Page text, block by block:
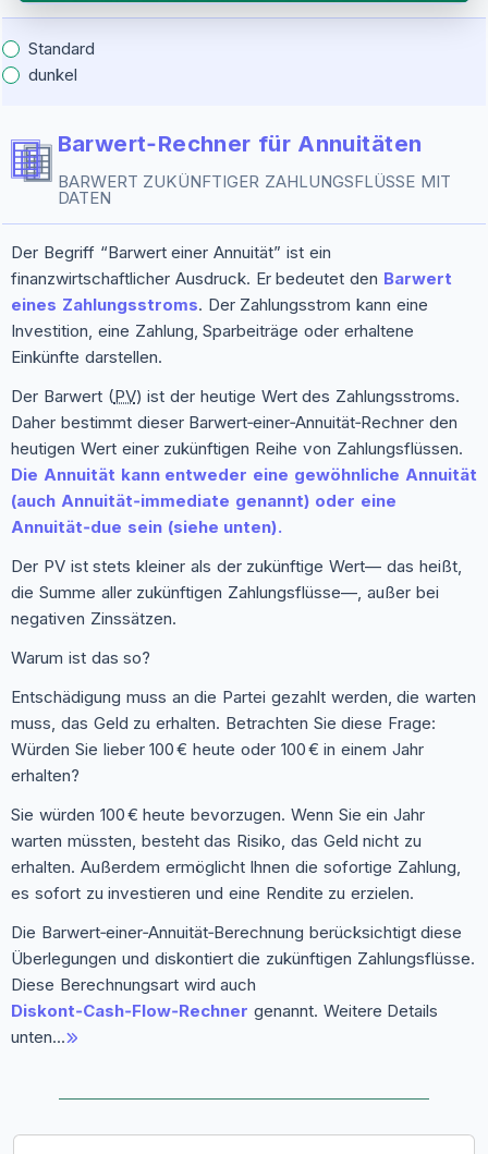
Standard
dunkel
Barwert‑Rechner für Annuitäten
BARWERT ZUKÜNFTIGER ZAHLUNGSFLÜSSE MIT
DATEN
Der Begriff “Barwert einer Annuität” ist ein
finanzwirtschaftlicher Ausdruck. Er bedeutet den Barwert
eines Zahlungsstroms. Der Zahlungsstrom kann eine
Investition, eine Zahlung, Sparbeiträge oder erhaltene
Einkünfte darstellen.
Der Barwert (PV) ist der heutige Wert des Zahlungsstroms.
Daher bestimmt dieser Barwert‑einer‑Annuität‑Rechner den
heutigen Wert einer zukünftigen Reihe von Zahlungsflüssen.
Die Annuität kann entweder eine gewöhnliche Annuität
(auch Annuität‑immediate genannt) oder eine
Annuität‑due sein (siehe unten).
Der PV ist stets kleiner als der zukünftige Wert— das heißt,
die Summe aller zukünftigen Zahlungsflüsse—, außer bei
negativen Zinssätzen.
Warum ist das so?
Entschädigung muss an die Partei gezahlt werden, die warten
muss, das Geld zu erhalten. Betrachten Sie diese Frage:
Würden Sie lieber 100 € heute oder 100 € in einem Jahr
erhalten?
Sie würden 100 € heute bevorzugen. Wenn Sie ein Jahr
warten müssten, besteht das Risiko, das Geld nicht zu
erhalten. Außerdem ermöglicht Ihnen die sofortige Zahlung,
es sofort zu investieren und eine Rendite zu erzielen.
Die Barwert‑einer‑Annuität‑Berechnung berücksichtigt diese
Überlegungen und diskontiert die zukünftigen Zahlungsflüsse.
Diese Berechnungsart wird auch
Diskont‑Cash‑Flow‑Rechner genannt. Weitere Details
unten…